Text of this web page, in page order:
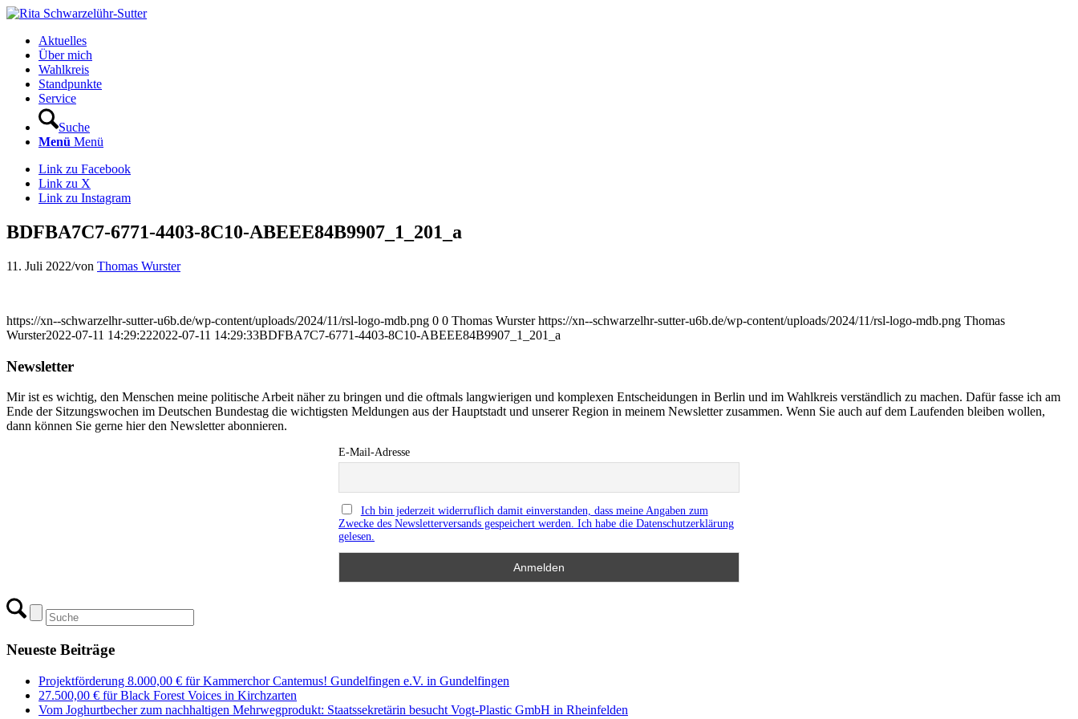
Aktuelles
Über mich
Wahlkreis
Standpunkte
Service
Suche
Menü Menü
Link zu Facebook
Link zu X
Link zu Instagram
BDFBA7C7-6771-4403-8C10-ABEEE84B9907_1_201_a
11. Juli 2022/von Thomas Wurster
https://xn--schwarzelhr-sutter-u6b.de/wp-content/uploads/2024/11/rsl-logo-mdb.png 0 0 Thomas Wurster https://xn--schwarzelhr-sutter-u6b.de/wp-content/uploads/2024/11/rsl-logo-mdb.png Thomas
Wurster2022-07-11 14:29:222022-07-11 14:29:33BDFBA7C7-6771-4403-8C10-ABEEE84B9907_1_201_a
Newsletter
Mir ist es wichtig, den Menschen meine politische Arbeit näher zu bringen und die oftmals langwierigen und komplexen Entscheidungen in Berlin und im Wahlkreis verständlich zu machen. Dafür fasse ich am
Ende der Sitzungswochen im Deutschen Bundestag die wichtigsten Meldungen aus der Hauptstadt und unserer Region in meinem Newsletter zusammen. Wenn Sie auch auf dem Laufenden bleiben wollen,
dann können Sie gerne hier den Newsletter abonnieren.
E-Mail-Adresse
Ich bin jederzeit widerruflich damit einverstanden, dass meine Angaben zum
Zwecke des Newsletterversands gespeichert werden. Ich habe die Datenschutzerklärung
gelesen.
Neueste Beiträge
Projektförderung 8.000,00 € für Kammerchor Cantemus! Gundelfingen e.V. in Gundelfingen
27.500,00 € für Black Forest Voices in Kirchzarten
Vom Joghurtbecher zum nachhaltigen Mehrwegprodukt: Staatssekretärin besucht Vogt-Plastic GmbH in Rheinfelden